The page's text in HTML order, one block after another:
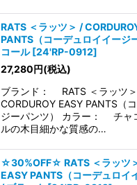
RATS ＜ラッツ＞ /
PANTS（コーデュロイイージ
コール [24'RP-0912]
27,280円(税込)
ブランド： RATS ＜ラッツ
CORDUROY EASY PANTS（
ジーパンツ） カラー： チャ
ルの木目細かな質感の…
☆30%OFF☆ RATS ＜ラッツ
EASY PANTS（コーデュロイ